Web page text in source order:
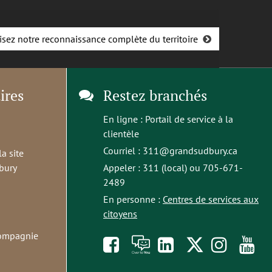
notre reconnaissance complète du territoire
site
Restez branchés
En ligne : Portail de service à la
clientèle
Courriel : 311@grandsudbury.ca
Appeler : 311 (local) ou 705-671-
2489
En personne : Centres de services aux
citoyens
Like À
opensFollow